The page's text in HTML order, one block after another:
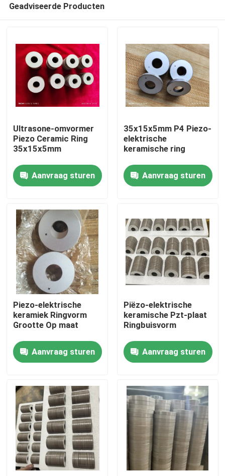
Huis
Producten
Ongeveer ons
Fabrieksreis
Kwaliteitscontrole
Contacteer ons
Ultrasone schoonmaak transducer
krachtige ultrasone transducer
Multifrequentie Ultrasone Omvormer
Geadviseerde Producten
Ultrasone-omvormer
Piezo Ceramic Ring
35x15x5mm
Aanvraag sturen
35x15x5mm P4 Piezo-
elektrische
keramische ring
Aanvraag sturen
Piezo-elektrische
keramiek Ringvorm
Grootte Op maat
Aanvraag sturen
Piëzo-elektrische
keramische Pzt-plaat
Ringbuisvorm
Aanvraag sturen